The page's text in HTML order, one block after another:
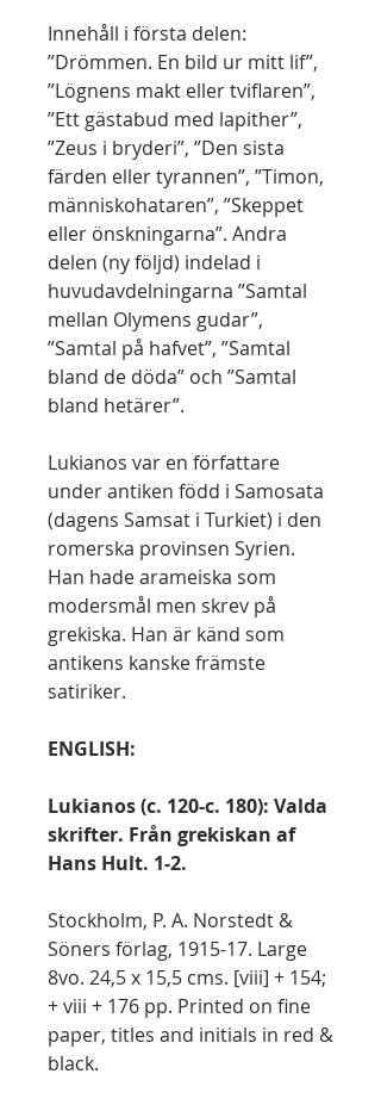
Innehåll i första delen:
”Drömmen. En bild ur mitt lif”,
”Lögnens makt eller tviflaren”,
”Ett gästabud med lapither”,
”Zeus i bryderi”, ”Den sista
färden eller tyrannen”, ”Timon,
människohataren”, ”Skeppet
eller önskningarna”. Andra
delen (ny följd) indelad i
huvudavdelningarna ”Samtal
mellan Olymens gudar”,
”Samtal på hafvet”, ”Samtal
bland de döda” och ”Samtal
bland hetärer”.
Lukianos var en författare
under antiken född i Samosata
(dagens Samsat i Turkiet) i den
romerska provinsen Syrien.
Han hade arameiska som
modersmål men skrev på
grekiska. Han är känd som
antikens kanske främste
satiriker.
ENGLISH:
Lukianos (c. 120-c. 180): Valda
skrifter. Från grekiskan af
Hans Hult. 1-2.
Stockholm, P. A. Norstedt &
Söners förlag, 1915-17. Large
8vo. 24,5 x 15,5 cms. [viii] + 154;
+ viii + 176 pp. Printed on fine
paper, titles and initials in red &
black.